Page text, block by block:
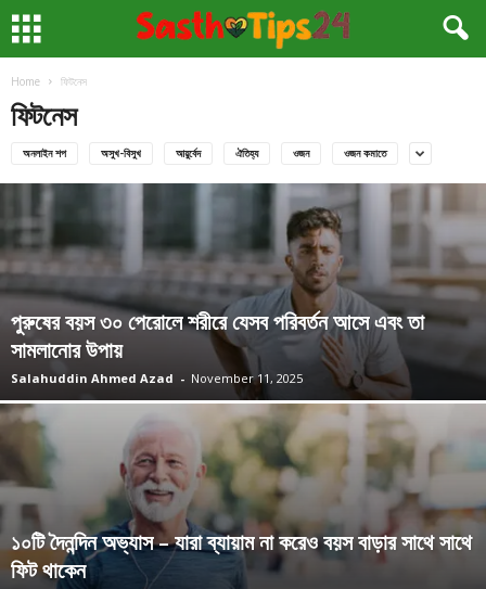
Home ফিটনেস
ফিটনেস
অনলাইন শপ অসুখ-বিসুখ আয়ুর্বেদ ঐতিহ্য ওজন ওজন কমাতে
পুরুষের বয়স ৩০ পেরোলে শরীরে যেসব পরিবর্তন আসে এবং তা
সামলানোর উপায়
Salahuddin Ahmed Azad - November 11, 2025
১০টি দৈনন্দিন অভ্যাস – যারা ব্যায়াম না করেও বয়স বাড়ার সাথে সাথে
ফিট থাকেন